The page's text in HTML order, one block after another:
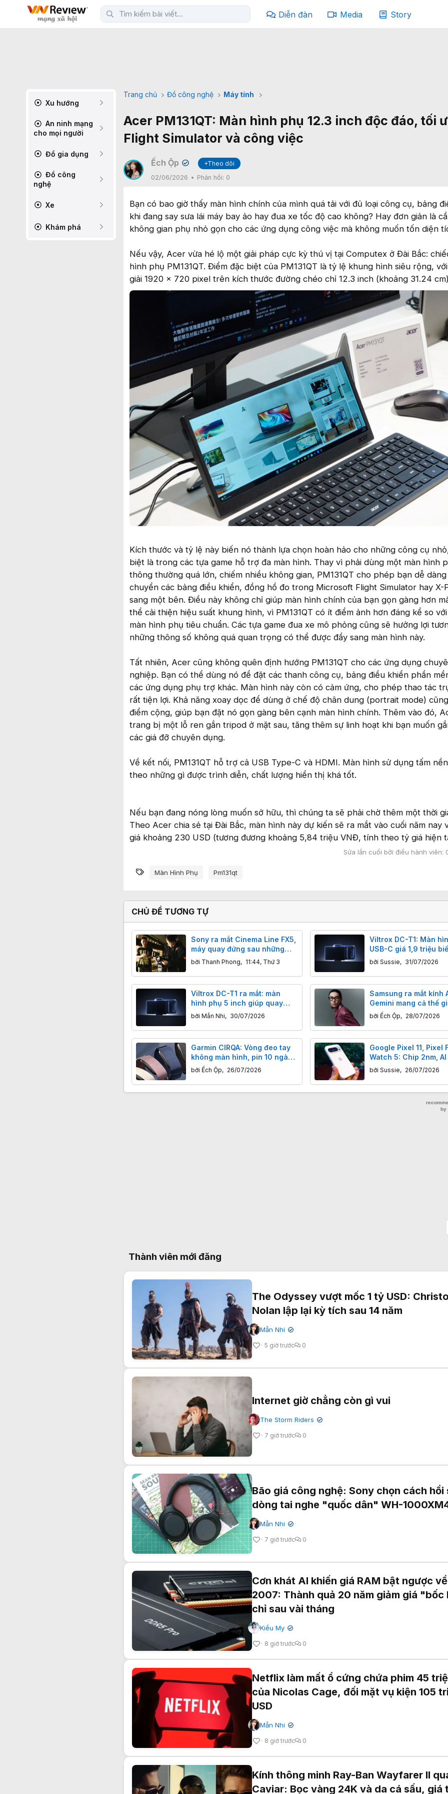
Diễn đàn Media Story
Xu hướng
An ninh mạng
cho mọi người
Đồ gia dụng
Đồ công
nghệ
Xe
Khám phá
Trang chủ Đồ công nghệ Máy tính
Acer PM131QT: Màn hình phụ 12.3 inch độc đáo, tối
Flight Simulator và công việc
Ếch Ộp ✔
+Theo dõi
02/06/2026
Phản hồi: 0
Bạn có bao giờ thấy màn hình chính của mình quá tải với đủ loại công cụ, bảng
khi đang say sưa lái máy bay ảo hay đua xe tốc độ cao không? Hay đơn giản là
không gian phụ nhỏ gọn cho các ứng dụng công việc mà không muốn tốn diện
Nếu vậy, Acer vừa hé lộ một giải pháp cực kỳ thú vị tại Computex ở Đài Bắc:
hình phụ PM131QT. Điểm đặc biệt của PM131QT là tỷ lệ khung hình siêu rộng,
giải 1920 x 720 pixel trên kích thước đường chéo chỉ 12.3 inch (khoảng 31.24
Kích thước và tỷ lệ này biến nó thành lựa chọn hoàn hảo cho những công cụ
biệt là trong các tựa game hỗ trợ đa màn hình. Thay vì phải dùng một màn hình
thông thường quá lớn, chiếm nhiều không gian, PM131QT cho phép bạn dễ dàng
chuyển các bảng điều khiển, đồng hồ đo trong Microsoft Flight Simulator hay X-
sang một bên. Điều này không chỉ giúp màn hình chính của bạn gọn gàng hơn
thể cải thiện hiệu suất khung hình, vì PM131QT có ít điểm ảnh hơn đáng kể so
màn hình phụ tiêu chuẩn. Các tựa game đua xe mô phỏng cũng sẽ hưởng lợi
những thông số không quá quan trọng có thể được đẩy sang màn hình này.
Tất nhiên, Acer cũng không quên định hướng PM131QT cho các ứng dụng
nghiệp. Bạn có thể dùng nó để đặt các thanh công cụ, bảng điều khiển phần
các ứng dụng phụ trợ khác. Màn hình này còn có cảm ứng, cho phép thao tác
rất tiện lợi. Khả năng xoay dọc để dùng ở chế độ chân dung (portrait mode)
điểm cộng, giúp bạn đặt nó gọn gàng bên cạnh màn hình chính. Thêm vào đó,
trang bị một lỗ ren gắn tripod ở mặt sau, tăng thêm sự linh hoạt khi bạn muốn
các giá đỡ chuyên dụng.
Về kết nối, PM131QT hỗ trợ cả USB Type-C và HDMI. Màn hình sử dụng tấm
theo những gì được trình diễn, chất lượng hiển thị khá tốt.
Nếu bạn đang nóng lòng muốn sở hữu, thì chúng ta sẽ phải chờ thêm một thời
Theo Acer chia sẻ tại Đài Bắc, màn hình này dự kiến sẽ ra mắt vào cuối năm nay
giá khoảng 230 USD (tương đương khoảng 5,84 triệu VNĐ, tính theo tỷ giá hiện
Sửa lần cuối bởi điều hành viên:
Từ khóa
Màn Hình Phụ Pm131qt
CHỦ ĐỀ TƯƠNG TỰ
Sony ra mắt Cinema Line FX5,
máy quay đứng sau những
khung hình điện ảnh trong MV
"Gái Nghệ" của Hương Tràm
bởi Thanh Phong, 11:44, Thứ 3
Viltrox DC-T1: Màn
USB-C giá 1,9 triệu
thoại thành máy quay
chuyên nghiệp
bởi Sussie, 31/07/2026
Viltrox DC-T1 ra mắt: màn
hình phụ 5 inch giúp quay
vlog bằng camera sau dễ hơn
bởi Mẫn Nhi, 30/07/2026
Samsung ra mắt kính
Gemini mang cả thế
tầm mắt bạn
bởi Ếch Ộp, 28/07/2026
Garmin CIRQA: Vòng đeo tay
không màn hình, pin 10 ngày,
không phí thuê bao
bởi Ếch Ộp, 26/07/2026
Google Pixel 11, Pixel
Watch 5: Chip 2nm,
và giá tăng mạnh
bởi Sussie, 26/07/2026
Thành viên mới đăng
The Odyssey vượt mốc 1 tỷ USD:
Nolan lập lại kỳ tích sau 14 năm
Mẫn Nhi ✔
5 giờ trước 0
Internet giờ chẳng còn gì vui
The Storm Riders ✔
7 giờ trước 0
Bão giá công nghệ: Sony chọn cách hồi
dòng tai nghe "quốc dân" WH-
Mẫn Nhi ✔
7 giờ trước 0
Cơn khát AI khiến giá RAM bật ngược
2007: Thành quả 20 năm giảm giá "bốc
chỉ sau vài tháng
Kiều My ✔
8 giờ trước 0
Netflix làm mất ổ cứng chứa phim 45
của Nicolas Cage, đối mặt vụ kiện 105
USD
Mẫn Nhi ✔
8 giờ trước 0
Kính thông minh Ray-Ban Wayfarer II
Caviar: Bọc vàng 24K và da cá sấu, giá